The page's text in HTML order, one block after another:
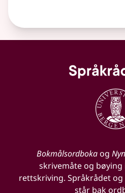
Bokmålsordbokaog
skrivemåte og
rettskriving. Språkrådet
står bak